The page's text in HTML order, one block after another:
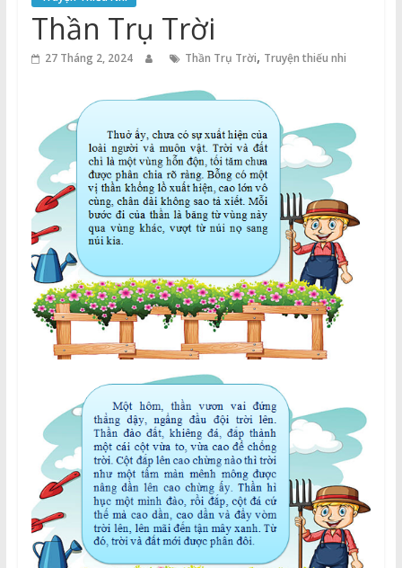
Thuận
Cổng
Thần Trụ Trời
27 Tháng 2, 2024 Thần Trụ Trời, Truyện thiếu nhi